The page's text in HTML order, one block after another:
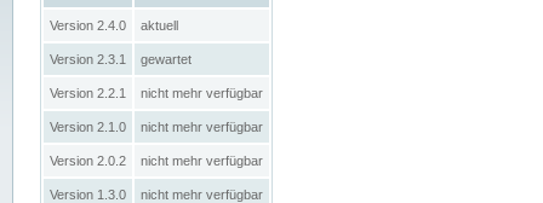
Version 2.4.0 aktuell
Version 2.3.1 gewartet
Version 2.2.1 nicht mehr verfügbar
Version 2.1.0 nicht mehr verfügbar
Version 2.0.2 nicht mehr verfügbar
Version 1.3.0 nicht mehr verfügbar